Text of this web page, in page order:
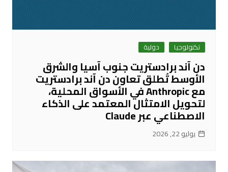
تكنولوجيا دولية
دن آند برادستريت جنوب آسيا والشرق
الأوسط تُطلق تعاون دن آند برادستريت
مع Anthropic في الأسواق المحلية،
لتحويل الامتثال المعتمد على الذكاء
الاصطناعي عبر Claude
يوليو 22, 2026